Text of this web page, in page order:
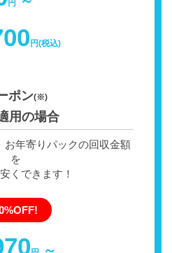
円
円(税込)
ポン(※)
用の場合
お年寄りパックの回収金額
を
くできます！
～